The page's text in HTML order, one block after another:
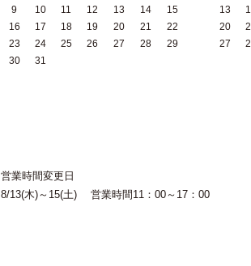
9
10 11 12 13 14
15
16
17 18 19 20 21
22
23
24 25 26 27 28
29
30
31
13
20
27
営業時間変更日
8/13(木)～15(土) 営業時間11：00～17：00